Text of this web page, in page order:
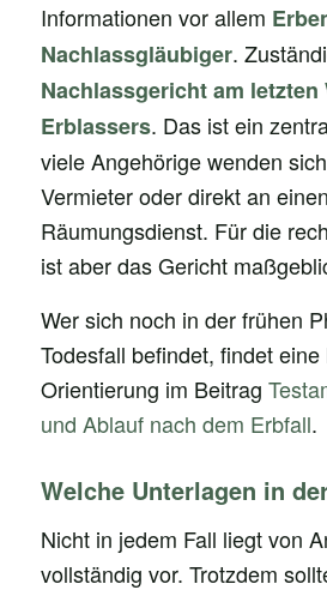
Informationen vor allem
Nachlassgläubiger.
Nachlassgericht am letzten
Erblassers. Das ist ein
viele Angehörige wenden
Vermieter oder direkt an einen
Räumungsdienst. Für die
ist aber das Gericht
Wer sich noch in der frühen
Todesfall befindet, findet
Orientierung im Beitrag
und Ablauf nach dem Erbfall.
Welche Unterlagen in
Nicht in jedem Fall liegt von
vollständig vor. Trotzdem